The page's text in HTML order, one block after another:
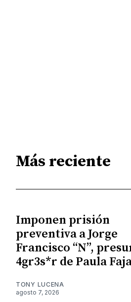
Más reciente
Imponen prisión
preventiva a Jorge
Francisco “N”,
4gr3s*r de Paula
TONY LUCENA
agosto 7, 2026